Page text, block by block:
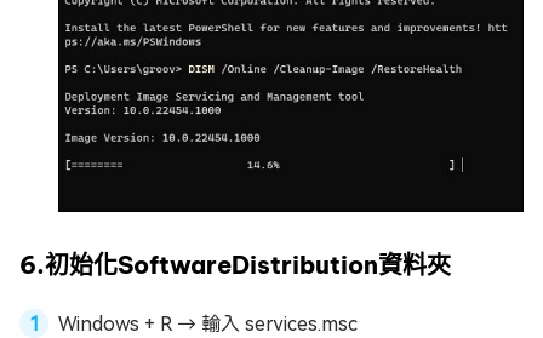
6.初始化SoftwareDistribution資料夾
Windows + R → 輸入 services.msc